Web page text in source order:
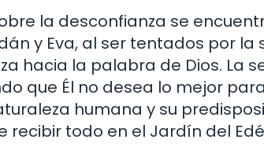
la desconfianza se
y Eva, al ser tentados por la
hacia la palabra de Dios. La
que Él no desea lo mejor
humana y su
todo en el Jardín del